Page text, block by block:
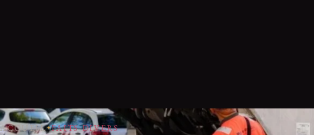
ACCUEIL FAITS DIVERS